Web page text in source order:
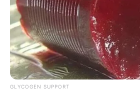
GLYCOGEN SUPPORT